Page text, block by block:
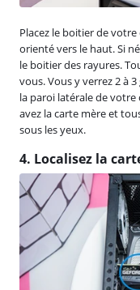
Placez le boitier de
orienté vers le haut. Si
le boitier des rayures.
vous. Vous y verrez 2 à
la paroi latérale de
avez la carte mère et
sous les yeux.
4. Localisez la